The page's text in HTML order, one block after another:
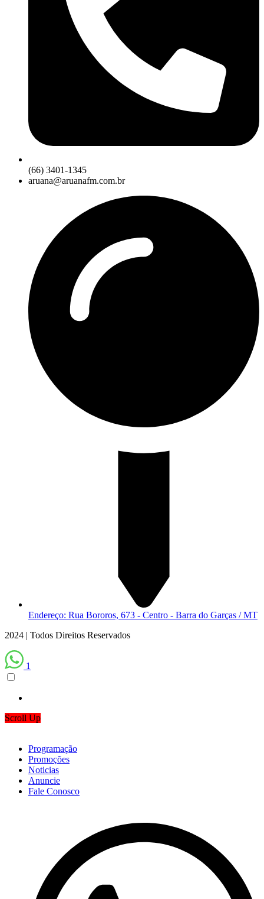
(66) 3401-1345
aruana@aruanafm.com.br
Endereço: Rua Bororos, 673 - Centro - Barra do Garças / MT
2024 | Todos Direitos Reservados
1
Scroll Up
Programação
Promoções
Noticias
Anuncie
Fale Conosco